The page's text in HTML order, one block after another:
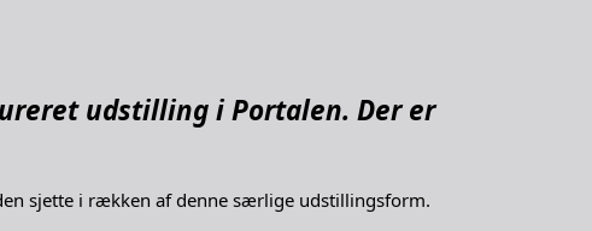
udstilling i Portalen. Der er
sjette i rækken af denne særlige udstillingsform.